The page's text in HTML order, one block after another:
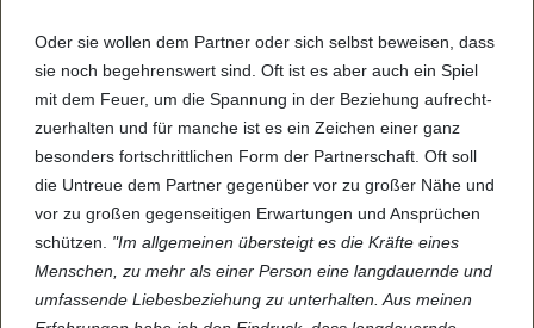
Oder sie wol­len dem Part­ner oder sich selbst bewei­sen, dass
sie noch begeh­rens­wert sind. Oft ist es aber auch ein Spiel
mit dem Feuer, um die Span­nung in der Bezie­hung auf­recht­
zu­er­hal­ten und für man­che ist es ein Zei­chen einer ganz
beson­ders fort­s­chritt­li­chen Form der Part­ner­schaft. Oft soll
die Untreue dem Part­ner gegen­über vor zu gro­ßer Nähe und
vor zu gro­ßen gegen­sei­ti­gen Erwar­tun­gen und Ansprü­chen
schüt­zen. "Im all­ge­mei­nen über­steigt es die Kräfte eines
Men­schen, zu mehr als einer Per­son eine lang­dau­ernde und
umfas­sende Lie­bes­be­zie­hung zu unter­hal­ten. Aus mei­nen